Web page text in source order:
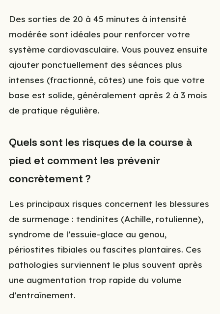
Des sorties de 20 à 45 minutes à intensité
modérée sont idéales pour renforcer votre
système cardiovasculaire. Vous pouvez ensuite
ajouter ponctuellement des séances plus
intenses (fractionné, côtes) une fois que votre
base est solide, généralement après 2 à 3 mois
de pratique régulière.
Quels sont les risques de la course à
pied et comment les prévenir
concrètement ?
Les principaux risques concernent les blessures
de surmenage : tendinites (Achille, rotulienne),
syndrome de l’essuie-glace au genou,
périostites tibiales ou fascites plantaires. Ces
pathologies surviennent le plus souvent après
une augmentation trop rapide du volume
d’entraînement.